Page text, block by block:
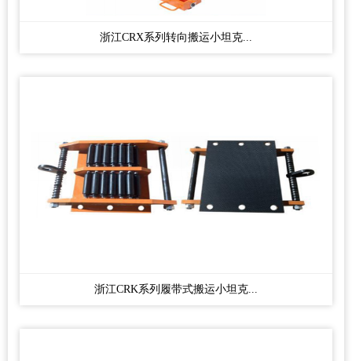
浙江CRX系列转向搬运小坦克...
浙江CRK系列履带式搬运小坦克...